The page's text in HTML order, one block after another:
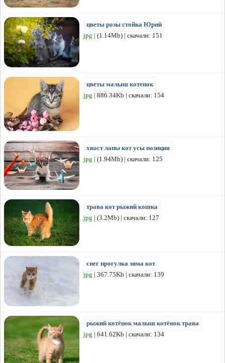
цветы розы стойка Юрий
jpg | (1.14Mb) | скачали: 151
цветы малыш котенок
jpg | 886.34Kb | скачали: 154
хвост лапы кот усы позиция
jpg | (1.94Mb) | скачали: 125
трава кот рыжий кошка
jpg | (3.2Mb) | скачали: 127
снег прогулка зима кот
jpg | 367.75Kb | скачали: 139
рыжий котёнок малыш котёнок трава
jpg | 641.62Kb | скачали: 134